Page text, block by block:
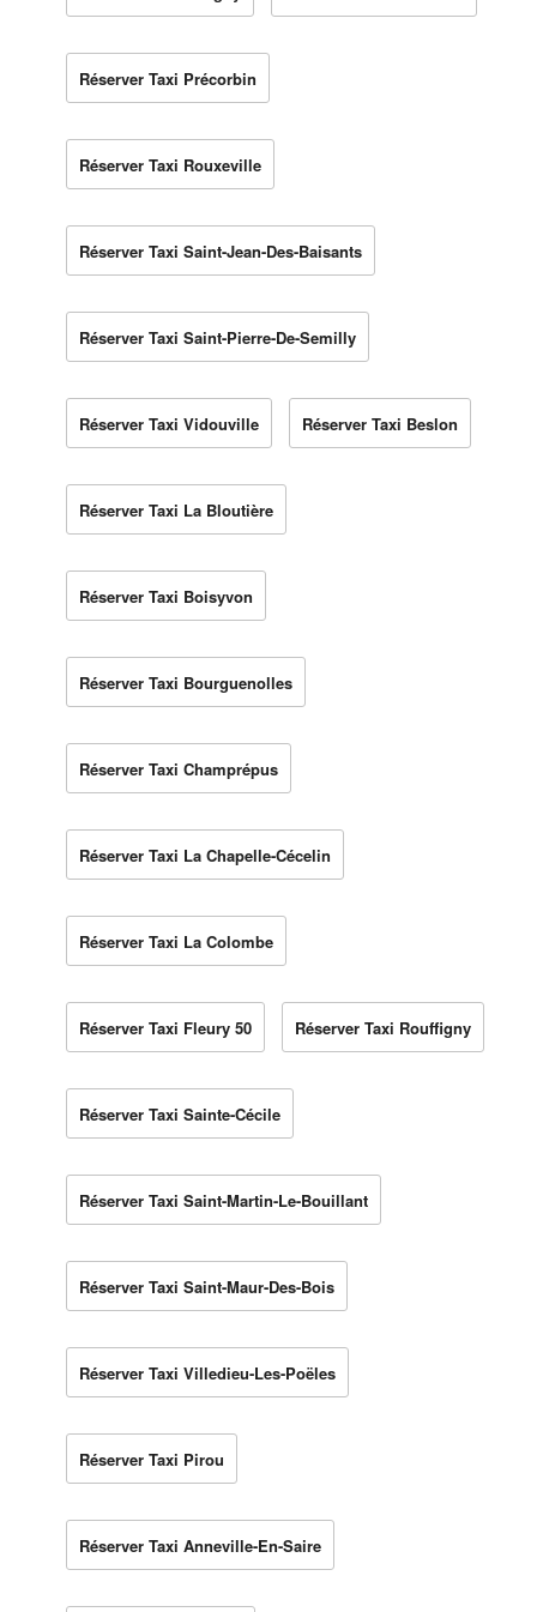
Réserver Taxi Précorbin
Réserver Taxi Rouxeville
Réserver Taxi Saint-Jean-Des-Baisants
Réserver Taxi Saint-Pierre-De-Semilly
Réserver Taxi Vidouville Réserver Taxi Beslon
Réserver Taxi La Bloutière
Réserver Taxi Boisyvon
Réserver Taxi Bourguenolles
Réserver Taxi Champrépus
Réserver Taxi La Chapelle-Cécelin
Réserver Taxi La Colombe
Réserver Taxi Fleury 50 Réserver Taxi Rouffigny
Réserver Taxi Sainte-Cécile
Réserver Taxi Saint-Martin-Le-Bouillant
Réserver Taxi Saint-Maur-Des-Bois
Réserver Taxi Villedieu-Les-Poëles
Réserver Taxi Pirou
Réserver Taxi Anneville-En-Saire